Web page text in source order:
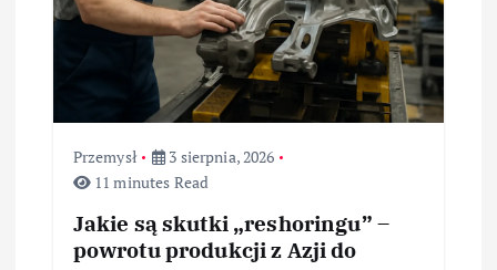
Przemysł
3 sierpnia, 2026
11 minutes Read
Jakie są skutki „reshoringu” –
powrotu produkcji z Azji do